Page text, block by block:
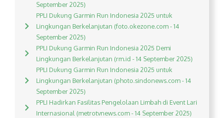
September 2025)
PPLI Dukung Garmin Run Indonesia 2025 untuk
Lingkungan Berkelanjutan (foto.okezone.com - 14
September 2025)
PPLI Dukung Garmin Run Indonesia 2025 Demi
Lingkungan Berkelanjutan (rm.id - 14 September 2025)
PPLI Dukung Garmin Run Indonesia 2025 untuk
Lingkungan Berkelanjutan (photo.sindonews.com - 14
September 2025)
PPLI Hadirkan Fasilitas Pengelolaan Limbah di Event Lari
Internasional (metrotvnews.com - 14 September 2025)